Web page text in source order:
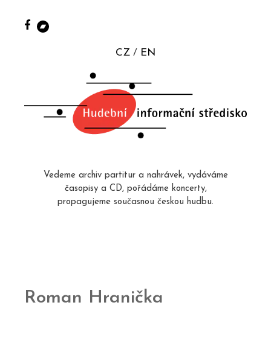
CZ EN
Vedeme archiv partitur a nahrávek, vydáváme
časopisy a CD, pořádáme koncerty,
propagujeme současnou českou hudbu.
Roman Hranička